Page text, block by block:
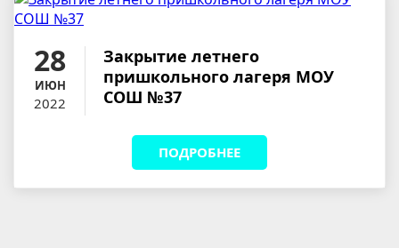
28
ИЮН
2022
Закрытие летнего
пришкольного лагеря МОУ
СОШ №37
ПОДРОБНЕЕ